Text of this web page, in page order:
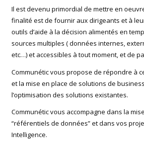
Il est devenu primordial de mettre en
finalité est de fournir aux dirigeants et à
outils d’aide à la décision alimentés en
sources multiples ( données internes,
etc…) et accessibles à tout moment, et de
Communétic vous propose de répondre à
et la mise en place de solutions de
l’optimisation des solutions existantes.
Communétic vous accompagne dans la
“référentiels de données” et dans vos
Intelligence.